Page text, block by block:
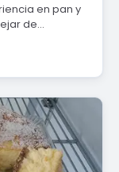
en pan y
de…